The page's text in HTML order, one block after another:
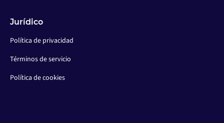
Jurídico
Política de privacidad
Términos de servicio
Política de cookies